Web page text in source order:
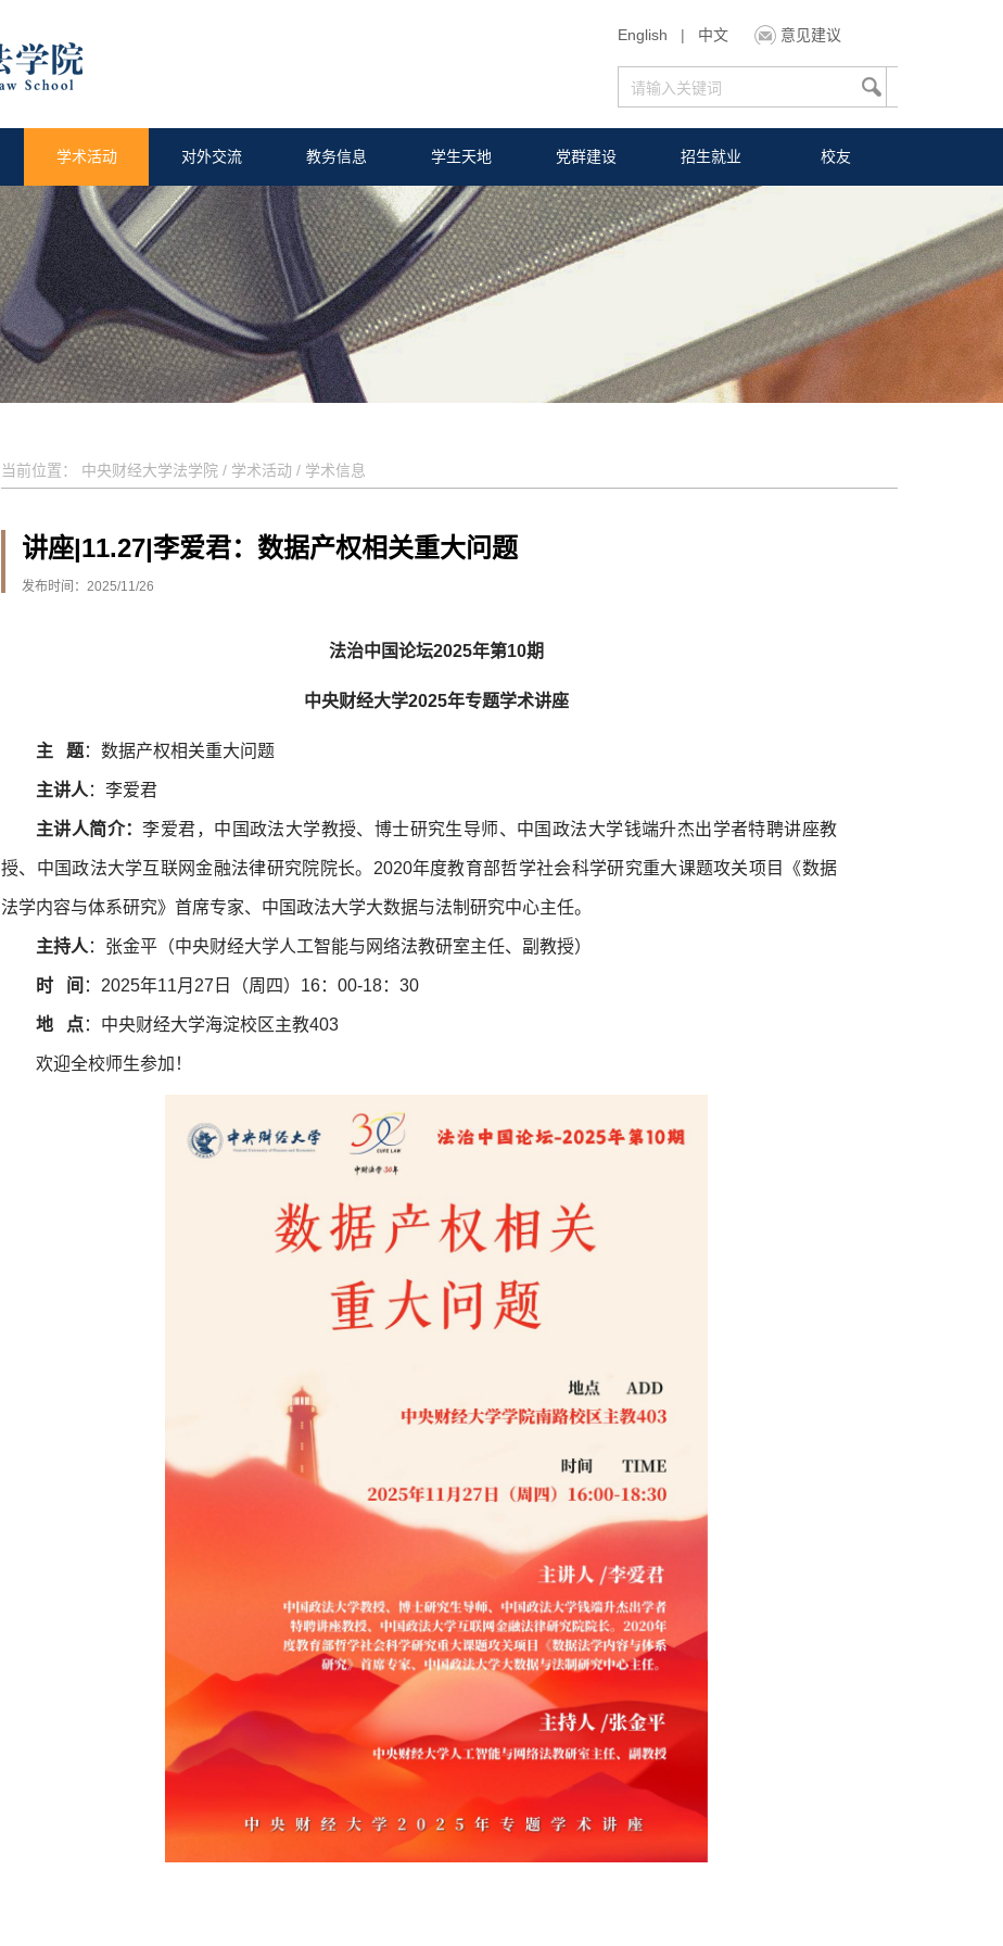
English | 中文 意见建议
学术活动 对外交流 教务信息 学生天地 党群建设 招生就业 校友
当前位置： 中央财经大学法学院 / 学术活动 / 学术信息
讲座|11.27|李爱君：数据产权相关重大问题
发布时间：2025/11/26
法治中国论坛2025年第10期
中央财经大学2025年专题学术讲座
主 题：数据产权相关重大问题
主讲人 ：李爱君
主讲人简介：李爱君，中国政法大学教授、博士研究生导师、中国政法大学钱端升杰出学者特聘讲座教
授、中国政法大学互联网金融法律研究院院长。2020年度教育部哲学社会科学研究重大课题攻关项目《数据
法学内容与体系研究》首席专家、中国政法大学大数据与法制研究中心主任。
主持人 ：张金平（中央财经大学人工智能与网络法教研室主任、副教授）
时 间 ：2025年11月27日（周四）16：00-18：30
地 点：中央财经大学海淀校区主教403
欢迎全校师生参加！